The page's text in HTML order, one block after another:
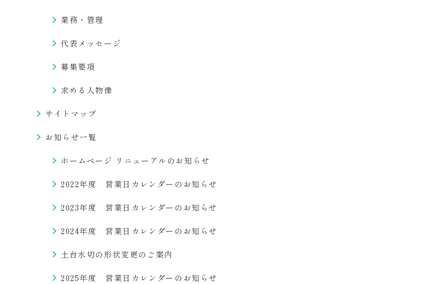
業務・管理
代表メッセージ
募集要項
求める人物像
サイトマップ
お知らせ一覧
ホームページ リニューアルのお知らせ
2022年度 営業日カレンダーのお知らせ
2023年度 営業日カレンダーのお知らせ
2024年度 営業日カレンダーのお知らせ
土台水切の形状変更のご案内
2025年度 営業日カレンダーのお知らせ